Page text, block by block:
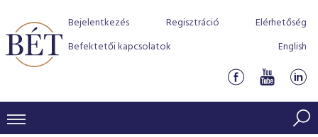
Bejelentkezés Regisztráció
Elérhetőség
Befektetői kapcsolatok
English